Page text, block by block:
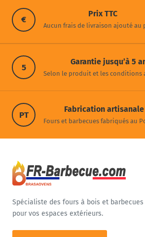
€
Prix TTC
Aucun frais de livraison ajouté au
5
Garantie jusqu’à 5
Selon le produit et les conditions
PT
Fabrication artisanale
Fours et barbecues fabriqués au
Spécialiste des fours à bois et barbecues
pour vos espaces extérieurs.